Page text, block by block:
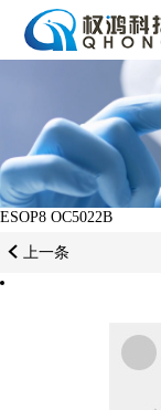
ESOP8 OC5022B
上一条